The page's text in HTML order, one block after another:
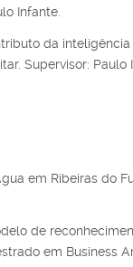
Infante.
da
Supervisor: Paulo
em Ribeiras do
de
em Business